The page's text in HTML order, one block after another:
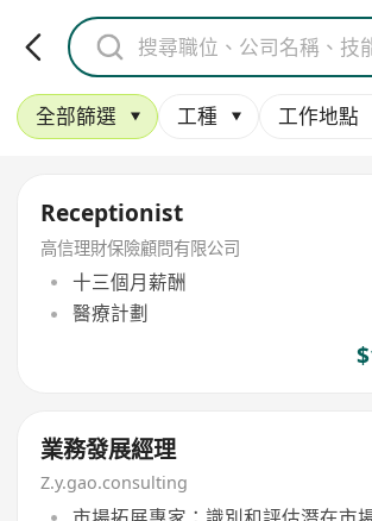
全部篩選 工種 工作地點
Receptionist
高信理財保險顧問有限公司
十三個月薪酬
醫療計劃
業務發展經理
Z.y.gao.consulting